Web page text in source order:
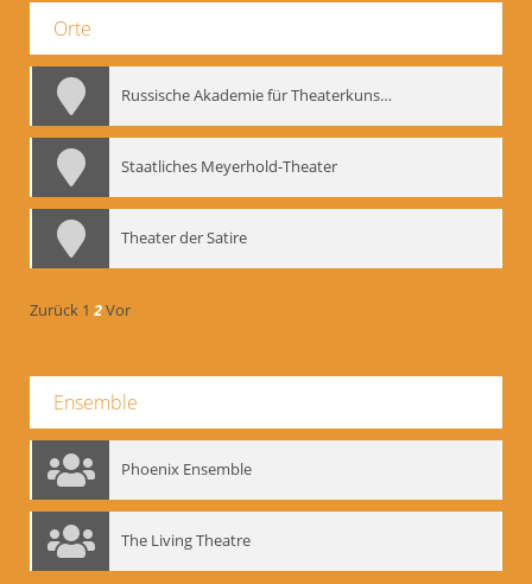
Orte
Russische Akademie für Theaterkunst – GITIS
Staatliches Meyerhold-Theater
Theater der Satire
Zurück 1 2Vor
Ensemble
Phoenix Ensemble
The Living Theatre